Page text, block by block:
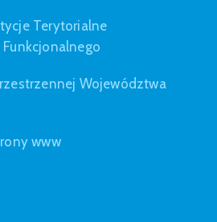
Terytorialne
Województwa
www